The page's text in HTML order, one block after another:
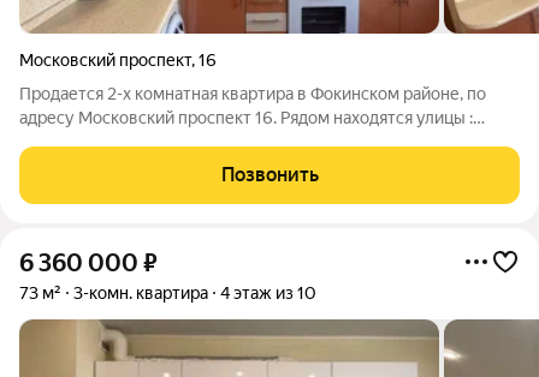
Московский проспект,16
Продается 2-х комнатная квартира в Фокинском районе, по
адресу Московский проспект 16. Рядом находятся улицы :
Шолохова, Красных партизан . Отличная локация , хорошая
транспортная доступность, в
Позвонить
6 360 000 ₽
73 м² 3-комн. квартира 4 этаж из 10